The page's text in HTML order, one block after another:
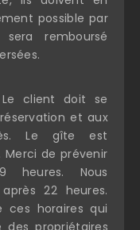
possible par
remboursé
client doit se
et aux
Le gîte est
Merci de prévenir
heures. Nous
22 heures.
ces horaires qui
des propriétaires